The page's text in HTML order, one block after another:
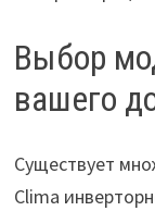
Выбор
вашего
Существует
Clima